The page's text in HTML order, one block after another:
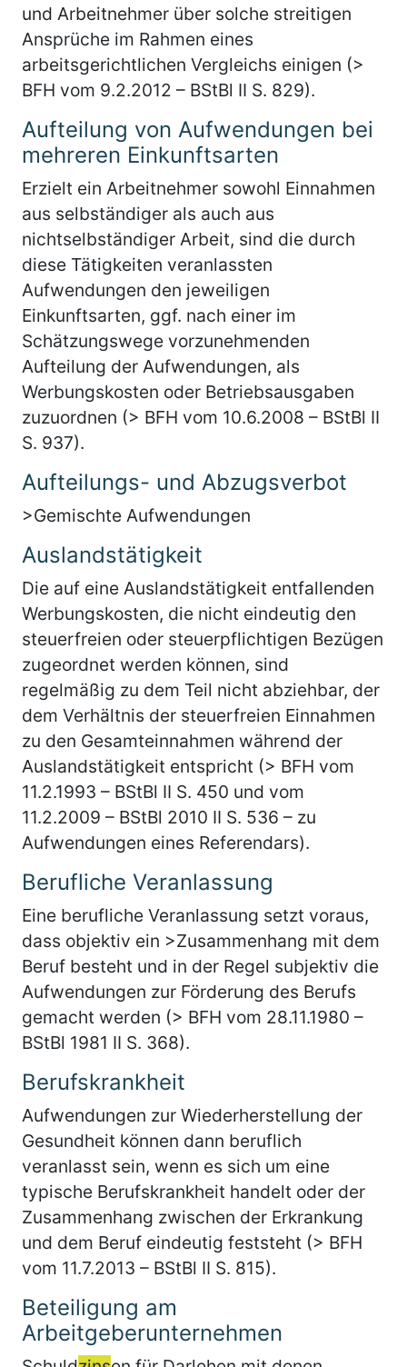
und Arbeitnehmer über solche streitigen
Ansprüche im Rahmen eines
arbeitsgerichtlichen Vergleichs einigen (>
BFH vom 9.2.2012 – BStBl II S. 829).
Aufteilung von Aufwendungen bei
mehreren Einkunftsarten
Erzielt ein Arbeitnehmer sowohl Einnahmen
aus selbständiger als auch aus
nichtselbständiger Arbeit, sind die durch
diese Tätigkeiten veranlassten
Aufwendungen den jeweiligen
Einkunftsarten, ggf. nach einer im
Schätzungswege vorzunehmenden
Aufteilung der Aufwendungen, als
Werbungskosten oder Betriebsausgaben
zuzuordnen (> BFH vom 10.6.2008 – BStBl II
S. 937).
Aufteilungs- und Abzugsverbot
>Gemischte Aufwendungen
Auslandstätigkeit
Die auf eine Auslandstätigkeit entfallenden
Werbungskosten, die nicht eindeutig den
steuerfreien oder steuerpflichtigen Bezügen
zugeordnet werden können, sind
regelmäßig zu dem Teil nicht abziehbar, der
dem Verhältnis der steuerfreien Einnahmen
zu den Gesamteinnahmen während der
Auslandstätigkeit entspricht (> BFH vom
11.2.1993 – BStBl II S. 450 und vom
11.2.2009 – BStBl 2010 II S. 536 – zu
Aufwendungen eines Referendars).
Berufliche Veranlassung
Eine berufliche Veranlassung setzt voraus,
dass objektiv ein >Zusammenhang mit dem
Beruf besteht und in der Regel subjektiv die
Aufwendungen zur Förderung des Berufs
gemacht werden (> BFH vom 28.11.1980 –
BStBl 1981 II S. 368).
Berufskrankheit
Aufwendungen zur Wiederherstellung der
Gesundheit können dann beruflich
veranlasst sein, wenn es sich um eine
typische Berufskrankheit handelt oder der
Zusammenhang zwischen der Erkrankung
und dem Beruf eindeutig feststeht (> BFH
vom 11.7.2013 – BStBl II S. 815).
Beteiligung am
Arbeitgeberunternehmen